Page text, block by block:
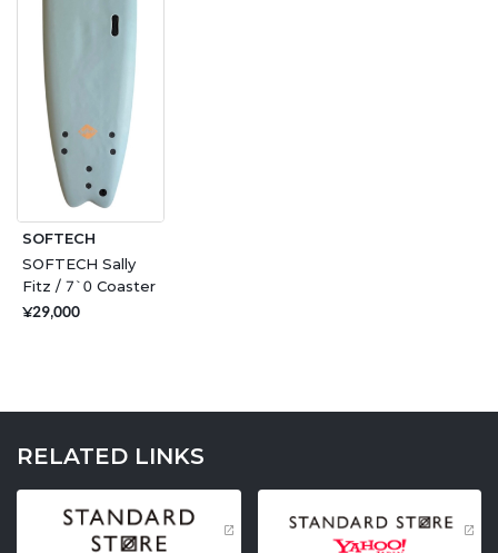
SOFTECH
SOFTECH Sally
Fitz / 7`0 Coaster
¥29,000
RELATED LINKS